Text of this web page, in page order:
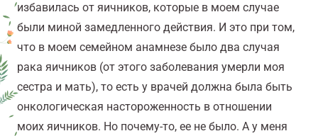
избавилась от яичников, которые в моем случае
были миной замедленного действия. И это при том,
что в моем семейном анамнезе было два случая
рака яичников (от этого заболевания умерли моя
сестра и мать), то есть у врачей должна была быть
онкологическая настороженность в отношении
моих яичников. Но почему-то, ее не было. А у меня